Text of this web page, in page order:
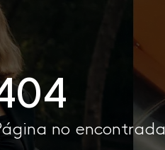
no encontrada